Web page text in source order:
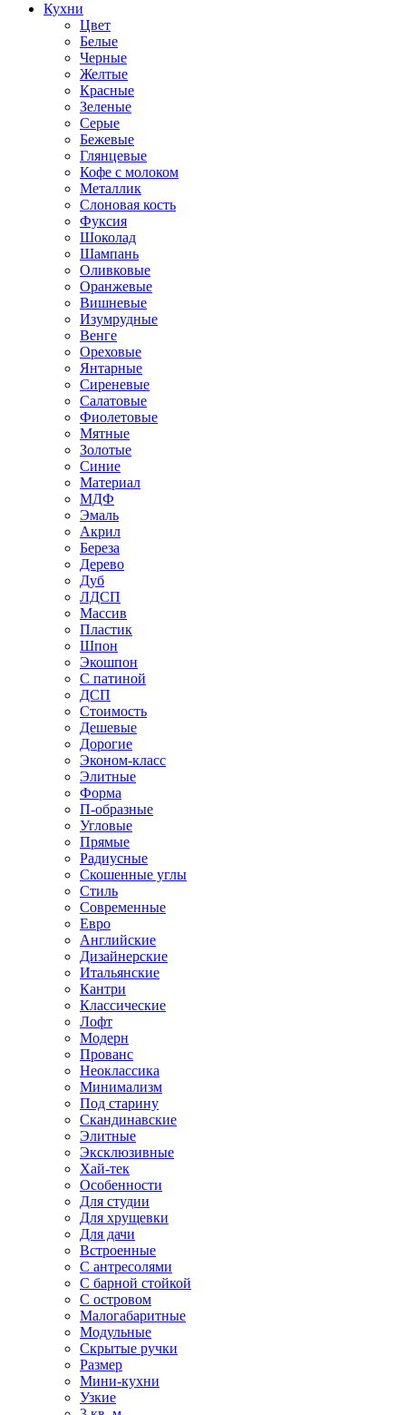
Кухни
Цвет
Белые
Черные
Желтые
Красные
Зеленые
Серые
Бежевые
Глянцевые
Кофе с молоком
Металлик
Слоновая кость
Фуксия
Шоколад
Шампань
Оливковые
Оранжевые
Вишневые
Изумрудные
Венге
Ореховые
Янтарные
Сиреневые
Салатовые
Фиолетовые
Мятные
Золотые
Синие
Материал
МДФ
Эмаль
Акрил
Береза
Дерево
Дуб
ЛДСП
Массив
Пластик
Шпон
Экошпон
С патиной
ДСП
Стоимость
Дешевые
Дорогие
Эконом-класс
Элитные
Форма
П-образные
Угловые
Прямые
Радиусные
Скошенные углы
Стиль
Современные
Евро
Английские
Дизайнерские
Итальянские
Кантри
Классические
Лофт
Модерн
Прованс
Неоклассика
Минимализм
Под старину
Скандинавские
Элитные
Эксклюзивные
Хай-тек
Особенности
Для студии
Для хрущевки
Для дачи
Встроенные
С антресолями
С барной стойкой
С островом
Малогабаритные
Модульные
Скрытые ручки
Размер
Мини-кухни
Узкие